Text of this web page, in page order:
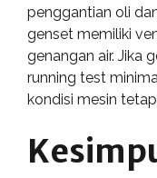
penggantian oli
genset memiliki
genangan air. Jika
running test
kondisi mesin